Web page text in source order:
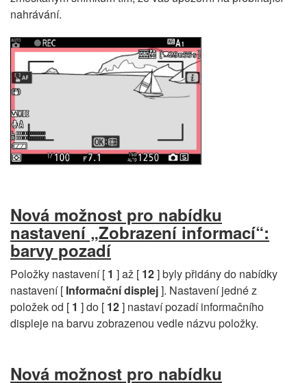
nahrávání.
Nová možnost pro nabídku
nastavení „Zobrazení informací“:
barvy pozadí
Položky nastavení [ 1 ] až [ 12] byly přidány do nabídky
nastavení [ Informační displej]. Nastavení jedné z
položek od [ 1 ] do [ 12] nastaví pozadí informačního
displeje na barvu zobrazenou vedle názvu položky.
Nová možnost pro nabídku